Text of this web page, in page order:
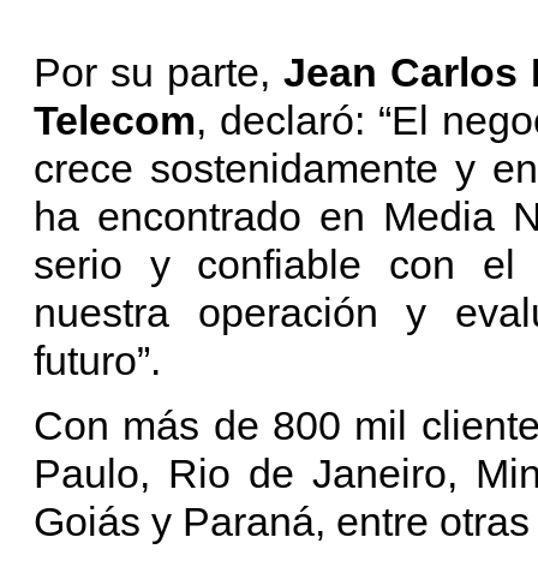
Por su parte, Jean Carlos
Telecom, declaró: “El
crece sostenidamente y
ha encontrado en Media
serio y confiable con el
nuestra operación y
futuro”.
Con más de 800 mil
Paulo, Rio de Janeiro,
Goiás y Paraná, entre